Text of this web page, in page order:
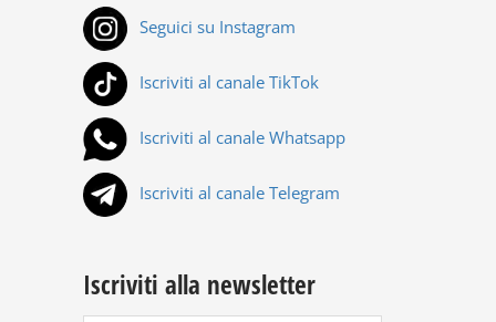
Seguici su Instagram
Iscriviti al canale TikTok
Iscriviti al canale Whatsapp
Iscriviti al canale Telegram
Iscriviti alla newsletter